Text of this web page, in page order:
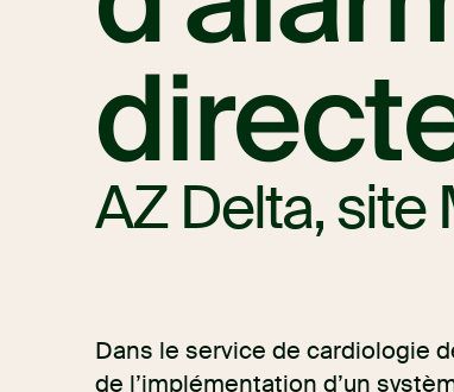
AZ Delta, site
Dans le service de cardiologie
de l’implémentation d’un